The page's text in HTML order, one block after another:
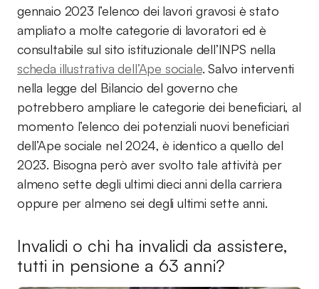
gennaio 2023 l’elenco dei lavori gravosi è stato
ampliato a molte categorie di lavoratori ed è
consultabile sul sito istituzionale dell’INPS nella
scheda illustrativa dell’Ape sociale. Salvo interventi
nella legge del Bilancio del governo che
potrebbero ampliare le categorie dei beneficiari, al
momento l’elenco dei potenziali nuovi beneficiari
dell’Ape sociale nel 2024, è identico a quello del
2023. Bisogna però aver svolto tale attività per
almeno sette degli ultimi dieci anni della carriera
oppure per almeno sei degli ultimi sette anni.
Invalidi o chi ha invalidi da assistere,
tutti in pensione a 63 anni?